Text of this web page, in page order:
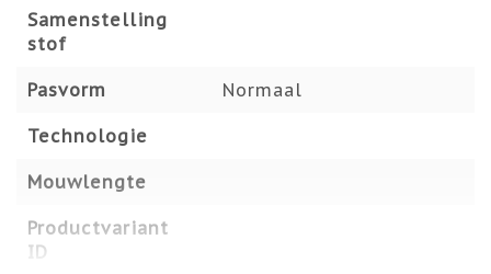
Samenstelling
stof
Pasvorm Normaal
Technologie
Mouwlengte
Productvariant
ID